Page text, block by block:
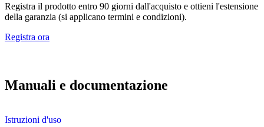
Registra il prodotto entro 90 giorni dall'acquisto e ottieni l'estensione
della garanzia (si applicano termini e condizioni).
Registra ora
Manuali e documentazione
Istruzioni d'uso